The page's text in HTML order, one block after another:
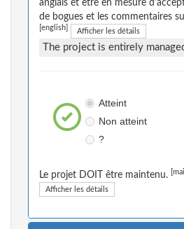
anglais et être en mesure
de bogues et les commentaires
[english] Afficher les détails
The project is entirely
Atteint
Non atteint
?
Le projet DOIT être maintenu.
Afficher les détails